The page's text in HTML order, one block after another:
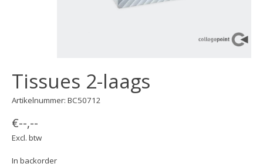
Tissues 2-laags
Artikelnummer: BC50712
€--,--
Excl. btw
In backorder